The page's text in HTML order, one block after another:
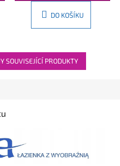
DO KOŠÍKU
SOUVISEJÍCÍ PRODUKTY